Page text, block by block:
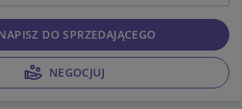
NEGOCJUJ
DO SPRZEDAJĄCEGO